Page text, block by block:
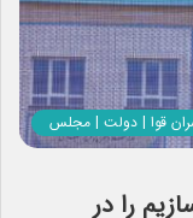
قوا | دولت | مجلس
را در